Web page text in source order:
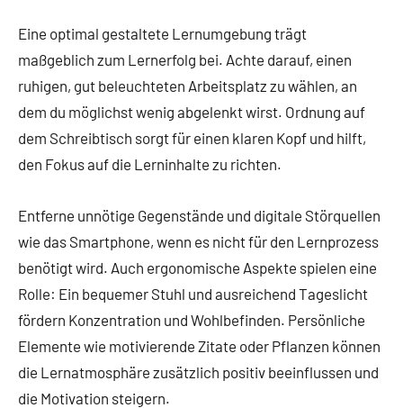
Eine optimal gestaltete Lernumgebung trägt
maßgeblich zum Lernerfolg bei. Achte darauf, einen
ruhigen, gut beleuchteten Arbeitsplatz zu wählen, an
dem du möglichst wenig abgelenkt wirst. Ordnung auf
dem Schreibtisch sorgt für einen klaren Kopf und hilft,
den Fokus auf die Lerninhalte zu richten.
Entferne unnötige Gegenstände und digitale Störquellen
wie das Smartphone, wenn es nicht für den Lernprozess
benötigt wird. Auch ergonomische Aspekte spielen eine
Rolle: Ein bequemer Stuhl und ausreichend Tageslicht
fördern Konzentration und Wohlbefinden. Persönliche
Elemente wie motivierende Zitate oder Pflanzen können
die Lernatmosphäre zusätzlich positiv beeinflussen und
die Motivation steigern.